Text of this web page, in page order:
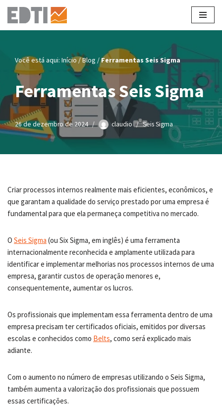
Pular
conteúdo
Você está aqui: Início/Blog /Ferramentas Seis Sigma
Ferramentas Seis Sigma
26 de dezembro de 2024 claudio Seis Sigma
Criar processos internos realmente mais eficientes, econômicos, e
que garantam a qualidade do serviço prestado por uma empresa é
fundamental para que ela permaneça competitiva no mercado.
O Seis Sigma (ou Six Sigma, em inglês) é uma ferramenta
internacionalmente reconhecida e amplamente utilizada para
identificar e implementar melhorias nos processos internos de uma
empresa, garantir custos de operação menores e,
consequentemente, aumentar os lucros.
Os profissionais que implementam essa ferramenta dentro de uma
empresa precisam ter certificados oficiais, emitidos por diversas
escolas e conhecidos como Belts, como será explicado mais
adiante.
Com o aumento no número de empresas utilizando o Seis Sigma,
também aumenta a valorização dos profissionais que possuem
essas certificações.